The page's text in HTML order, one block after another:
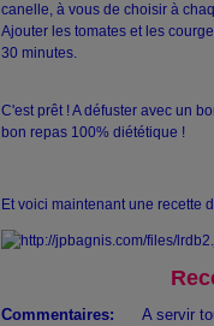
canelle, à vous de choisir à
Ajouter les tomates et les
30 minutes.
C'est prêt ! A défuster avec un
bon repas 100% diététique !
Et voici maintenant une recette
Commentaires:
A servir